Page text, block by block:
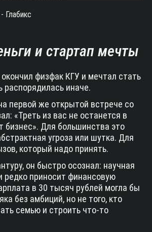
и стартап мечты
физфак КГУ и мечтал стать
распорядилась иначе.
первой же открытой встрече со
«Треть из вас не останется в
бизнес». Для большинства это
угроза или шутка. Для
который надо принять.
он быстро осознал: научная
редко приносит финансовую
в 30 тысяч рублей могла бы
без амбиций, но не того, кто
семью и строить что-то